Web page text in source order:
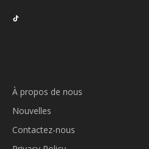
À propos de nous
Nouvelles
Contactez-nous